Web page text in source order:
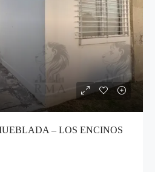
– LOS ENCINOS